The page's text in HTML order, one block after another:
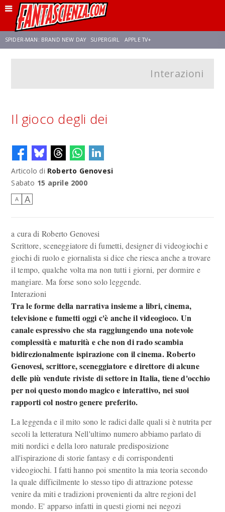
SPIDER-MAN: BRAND NEW DAY SUPERGIRL APPLE TV+
AVENGERS: DOOMSDAY
Interazioni
Il gioco degli dei
Articolo di Roberto Genovesi
Sabato 15 aprile 2000
A A
a cura di Roberto Genovesi
Scrittore, sceneggiatore di fumetti, designer di videogiochi e
giochi di ruolo e giornalista si dice che riesca anche a trovare
il tempo, qualche volta ma non tutti i giorni, per dormire e
mangiare. Ma forse sono solo leggende.
Interazioni
Tra le forme della narrativa insieme a libri, cinema,
televisione e fumetti oggi c'è anche il videogioco. Un
canale espressivo che sta raggiungendo una notevole
complessità e maturità e che non di rado scambia
bidirezionalmente ispirazione con il cinema. Roberto
Genovesi, scrittore, sceneggiatore e direttore di alcune
delle più vendute riviste di settore in Italia, tiene d'occhio
per noi questo mondo magico e interattivo, nei suoi
rapporti col nostro genere preferito.
La leggenda e il mito sono le radici dalle quali si è nutrita per
secoli la letteratura Nell'ultimo numero abbiamo parlato di
miti nordici e della loro naturale predisposizione
all'ispirazione di storie fantasy e di corrispondenti
videogiochi. I fatti hanno poi smentito la mia teoria secondo
la quale difficilmente lo stesso tipo di attrazione potesse
venire da miti e tradizioni provenienti da altre regioni del
mondo. E' apparso infatti in questi giorni nei negozi